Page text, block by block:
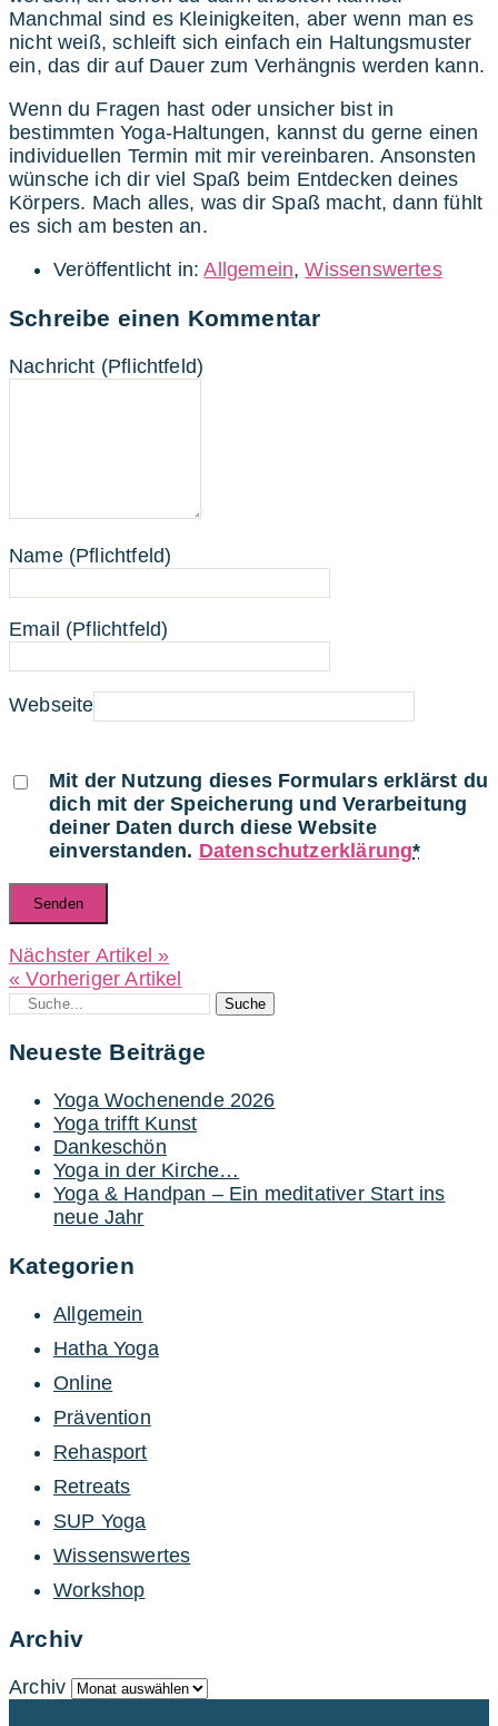
Manchmal sind es Kleinigkeiten, aber wenn man es
nicht weiß, schleift sich einfach ein Haltungsmuster
ein, das dir auf Dauer zum Verhängnis werden kann.
Wenn du Fragen hast oder unsicher bist in
bestimmten Yoga-Haltungen, kannst du gerne einen
individuellen Termin mit mir vereinbaren. Ansonsten
wünsche ich dir viel Spaß beim Entdecken deines
Körpers. Mach alles, was dir Spaß macht, dann fühlt
es sich am besten an.
Veröffentlicht in:Allgemein,Wissenswertes
Schreibe einen Kommentar
Nachricht (Pflichtfeld)
Name (Pflichtfeld)
Email (Pflichtfeld)
Webseite
Mit der Nutzung dieses Formulars erklärst du
dich mit der Speicherung und Verarbeitung
deiner Daten durch diese Website
einverstanden. Datenschutzerklärung*
Nächster Artikel »
« Vorheriger Artikel
Neueste Beiträge
Yoga Wochenende 2026
Yoga trifft Kunst
Dankeschön
Yoga in der Kirche…
Yoga & Handpan – Ein meditativer Start ins
neue Jahr
Kategorien
Allgemein
Hatha Yoga
Online
Prävention
Rehasport
Retreats
SUP Yoga
Wissenswertes
Workshop
Archiv
Archiv